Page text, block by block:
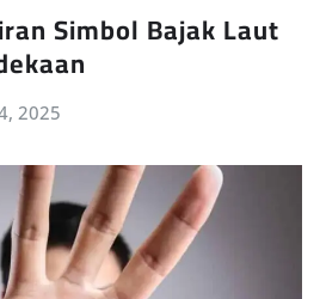
Simbol Bajak Laut
2025